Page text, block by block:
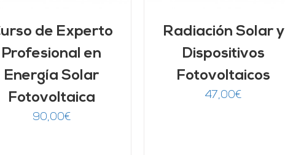
de Experto
Profesional en
Energía Solar
Fotovoltaica
90,00€
Radiación Solar y
Dispositivos
Fotovoltaicos
47,00€